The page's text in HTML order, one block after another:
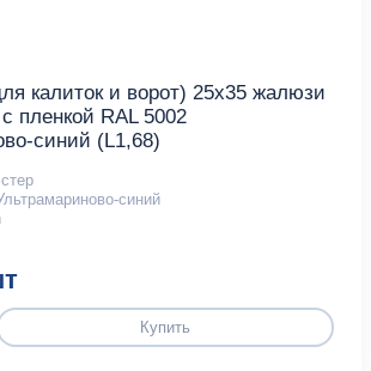
калиток и ворот) 25х35 жалюзи
пленкой RAL 5002
синий (L1,68)
синий
Купить